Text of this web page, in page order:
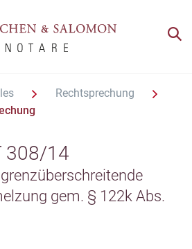
Rechtsprechung
308/14
gem. § 122k Abs.